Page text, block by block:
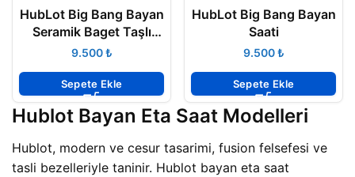
HubLot Big Bang Bayan
Seramik Baget Taşlı
Siyah₺
Sepete Ekle
HubLot Big Bang Bayan
Saati
₺
Sepete Ekle
Hublot Bayan Eta Saat Modelleri
Hublot, modern ve cesur tasarimi, fusion felsefesi ve
tasli bezelleriyle taninir. Hublot bayan eta saat